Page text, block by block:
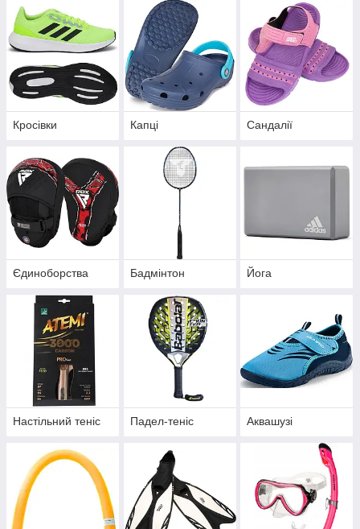
Кросівки Капці Сандалії
Єдиноборства Бадмінтон Йога
Настільний теніс Падел-теніс Аквашузі